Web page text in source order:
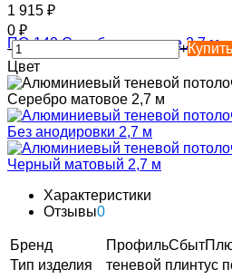
1 915 ₽
0 ₽
-
+Купить
Цвет
Характеристики
Отзывы0
Бренд
Тип изделия
теневой плинтус